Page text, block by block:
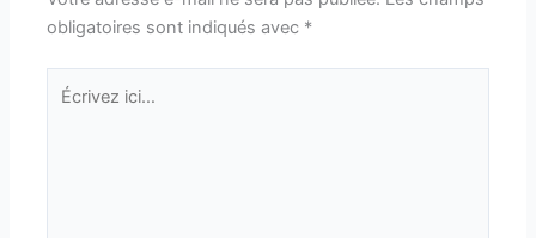
obligatoires sont indiqués avec *
Écrivez
ici…